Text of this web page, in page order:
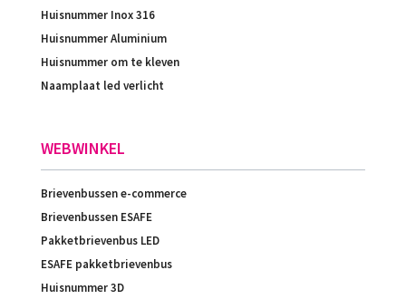
Huisnummer Inox 316
Huisnummer Aluminium
Huisnummer om te kleven
Naamplaat led verlicht
WEBWINKEL
Brievenbussen e-commerce
Brievenbussen ESAFE
Pakketbrievenbus LED
ESAFE pakketbrievenbus
Huisnummer 3D